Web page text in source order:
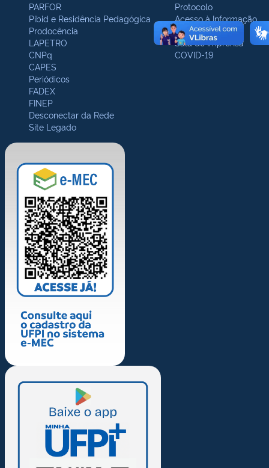
PARFOR
Pibid e Residência Pedagógica
Prodocência
LAPETRO
CNPq
CAPES
Periódicos
FADEX
FINEP
Desconectar da Rede
Site Legado
Protocolo
Acesso à Informação
Ouvidoria
Sala de Imprensa
COVID-19